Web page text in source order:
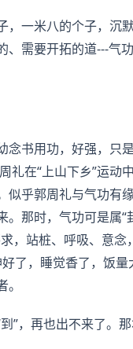
一米八的个子，沉
需要开拓的道---气
书用功，好强，只
在“上山下乡”运动
乎郭周礼与气功有
那时，气功可是属“
，站桩、呼吸、意
了，睡觉香了，饭
”，再也出不来了。